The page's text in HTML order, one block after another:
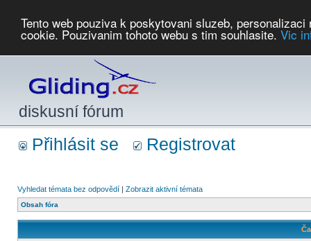
Tento web pouziva k poskytovani sluzeb,
cookie. Pouzivanim tohoto webu s tim souhlasite. Vic
diskusní fórum
Přihlásit se Registrovat
Vyhledat témata bez odpovědí | Zobrazit aktivní témata
Obsah fóra